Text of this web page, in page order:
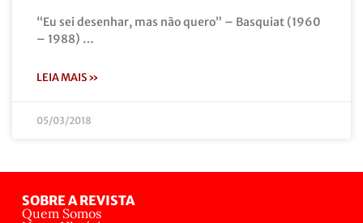
“Eu sei desenhar, mas não quero” – Basquiat (1960
– 1988) …
LEIA MAIS »
05/03/2018
SOBRE A REVISTA
Quem Somos